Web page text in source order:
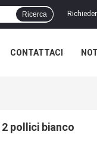
Ricerca
CONTATTACI
pollici bianco